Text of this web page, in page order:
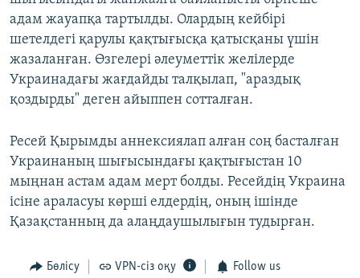
адам жауапқа тартылды. Олардың кейбірі
шетелдегі қарулы қақтығысқа қатысқаны үшін
жазаланған. Өзгелері әлеуметтік желілерде
Украинадағы жағдайды талқылап, "араздық
қоздырды" деген айыппен сотталған.
Ресей Қырымды аннексиялап алған соң басталған
Украинаның шығысындағы қақтығыстан 10
мыңнан астам адам мерт болды. Ресейдің Украина
ісіне араласуы көрші елдердің, оның ішінде
Қазақстанның да алаңдаушылығын тудырған.
Бөлісу VPN-сіз оқу Follow us